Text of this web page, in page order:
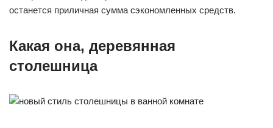
останется приличная сумма сэкономленных средств.
Какая она, деревянная
столешница